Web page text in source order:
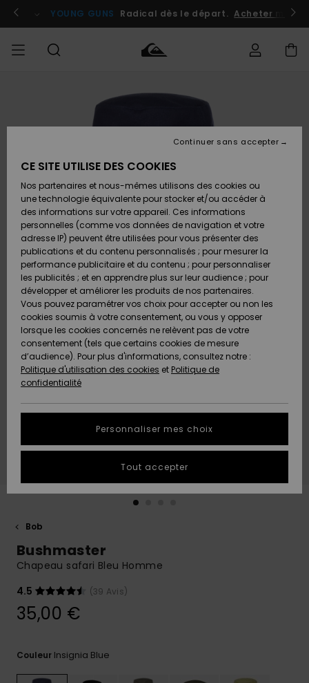
l'information
le
Se connecter / s'inscrire
YOUNG GUNS Radical dès le départ. Acheter
Vêtements
Chaussures
& Tongs
Surf
Snow
Nouveautés
A
Découvrir
Vêtements
Chaussures
& Tongs
Surf
Snow
Nouveautés
A
Découvrir
FEMME
Shop
A
Découvrir
Snow
SURF
Surf
Surf
Shop
Enfant
Highlights
Communauté
SNOW
Snow
Snow
Shop
Enfant
Snow
Shop
Femme
A
Découvrir
Communauté
OUTLET
Outlet
Enfant
Outlet
Femme
AIDE &
CONTACT
Accéder à
ma
Retours
Paiement
Carte
Cadeau
Quiksilver
Freedom
Protection
des
tailles
conversation
plus rapide
à votre
Démarrer
réponses
MAGASINS
QUIKSILVER
Bob
Bushmaster
Chapeau safari Bleu Homme
4.5
(39 Avis)
35,00 €
Couleur Insignia Blue
CE SITE UTILISE DES COOKIES
Nos partenaires et nous-mêmes utilisons des cookies ou
une technologie équivalente pour stocker et/ou accéder à
des informations sur votre appareil. Ces informations
personnelles (comme vos données de navigation et votre
adresse IP) peuvent être utilisées pour vous présenter des
publications et du contenu personnalisés ; pour mesurer la
performance publicitaire et du contenu ; pour personnaliser
les publicités ; et en apprendre plus sur leur audience ; pour
développer et améliorer les produits de nos partenaires.
Vous pouvez paramétrer vos choix pour accepter ou non les
cookies soumis à votre consentement, ou vous y opposer
lorsque les cookies concernés ne relèvent pas de votre
consentement (tels que certains cookies de mesure
d’audience). Pour plus d'informations, consultez notre :
Politique d'utilisation des cookies et Politique de
confidentialité
Personnaliser mes choix
Continuer sans accepter
Tout accepter